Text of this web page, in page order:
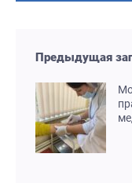
Предыдущая